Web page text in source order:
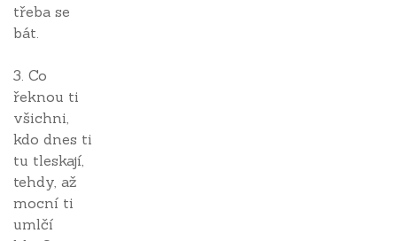
třeba se
bát.
3. Co
řeknou ti
všichni,
kdo dnes ti
tu tleskají,
tehdy, až
mocní ti
umlčí